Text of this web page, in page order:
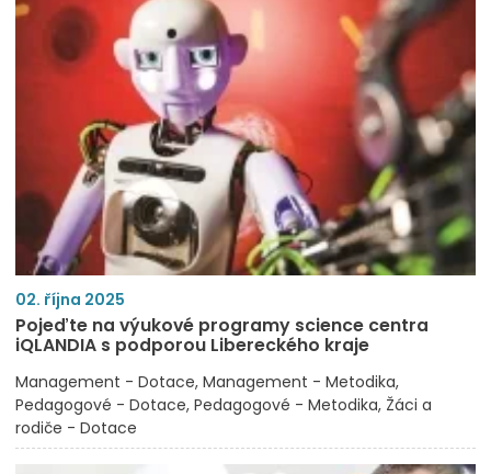
02. října 2025
Pojeďte na výukové programy science centra
iQLANDIA s podporou Libereckého kraje
Management - Dotace Management - Metodika
Pedagogové - Dotace Pedagogové - Metodika Žáci a
rodiče - Dotace